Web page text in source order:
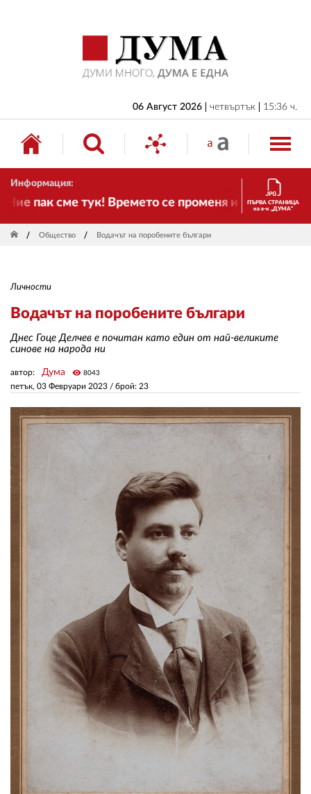
06 Август 2026 четвъртък 15:36 ч.
Информация:
сме тук! Времето се променя и налагаПЪРВА СТРАНИЦА
на в-к „ДУМА“
Общество Водачът на поробените българи
Личности
Водачът на поробените българи
Днес Гоце Делчев е почитан като един от най-великите
синове на народа ни
петък, 03 Февруари 2023 / брой: 23
автор: Дума visibility 8043
БЪЛГАРИЯ
ИКОНОМИКА
ИЗБОРИ
СВЯТ
КОНТАКТИ
РЕКЛАМА
АБОНАМЕНТ
УСЛОВИЯ ЗА ПОЛЗВАНЕ
ПОЛИТИКА ЗА БИСКВИТКИТЕ
ПОЛИТИКАТА ЗА
ПОВЕРИТЕЛНОСТ
02 975 20 35